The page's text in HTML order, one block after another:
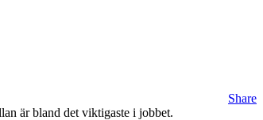
Share
är bland det viktigaste i jobbet.